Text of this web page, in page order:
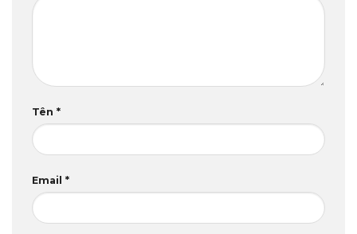
Tên *
Email *